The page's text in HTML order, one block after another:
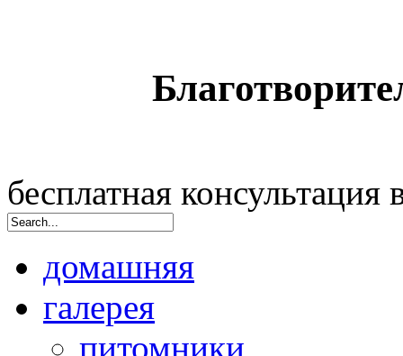
бесплатная
домашняя
галерея
питомники